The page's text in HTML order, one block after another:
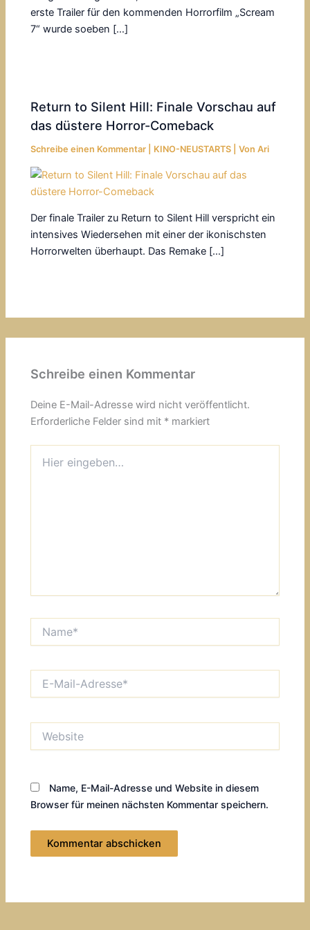
erste Trailer für den kommenden Horrorfilm „Scream
7“ wurde soeben […]
Return to Silent Hill: Finale Vorschau auf
das düstere Horror-Comeback
Schreibe einen Kommentar KINO-NEUSTARTS | VonAri
Der finale Trailer zu Return to Silent Hill verspricht ein
intensives Wiedersehen mit einer der ikonischsten
Horrorwelten überhaupt. Das Remake […]
Schreibe einen Kommentar
Deine E-Mail-Adresse wird nicht veröffentlicht.
Erforderliche Felder sind mit * markiert
eingeben…
Mail-
Name, E-Mail-Adresse und Website in diesem
Browser für meinen nächsten Kommentar speichern.